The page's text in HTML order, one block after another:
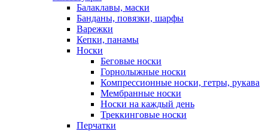
Балаклавы, маски
Банданы, повязки, шарфы
Варежки
Кепки, панамы
Носки
Беговые носки
Горнолыжные носки
Компрессионные носки, гетры, рукава
Мембранные носки
Носки на каждый день
Треккинговые носки
Перчатки